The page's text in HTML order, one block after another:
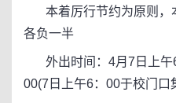
本着厉行节约为原则，
各负一半
外出时间：4月7日上午
00(7日上午6：00于校门口